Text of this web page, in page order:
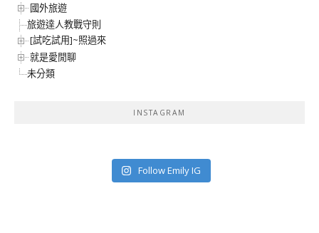
國外旅遊
旅遊達人教戰守則
[試吃試用]~照過來
就是愛閒聊
未分類
INSTAGRAM
Follow Emily IG